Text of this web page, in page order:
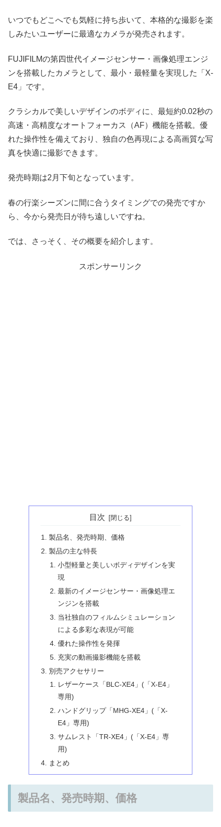
いつでもどこへでも気軽に持ち歩いて、本格的な撮影を楽
しみたいユーザーに最適なカメラが発売されます。
FUJIFILMの第四世代イメージセンサー・画像処理エンジ
ンを搭載したカメラとして、最小・最軽量を実現した「X-
E4」です。
クラシカルで美しいデザインのボディに、最短約0.02秒の
高速・高精度なオートフォーカス（AF）機能を搭載。優
れた操作性を備えており、独自の色再現による高画質な写
真を快適に撮影できます。
発売時期は2月下旬となっています。
春の行楽シーズンに間に合うタイミングでの発売ですか
ら、今から発売日が待ち遠しいですね。
では、さっそく、その概要を紹介します。
スポンサーリンク
目次
製品名、発売時期、価格
製品の主な特長
小型軽量と美しいボディデザインを実
現
最新のイメージセンサー・画像処理エ
ンジンを搭載
当社独自のフィルムシミュレーション
による多彩な表現が可能
優れた操作性を発揮
充実の動画撮影機能を搭載
別売アクセサリー
レザーケース「BLC-XE4」(「X-E4」
専用)
ハンドグリップ「MHG-XE4」(「X-
E4」専用)
サムレスト「TR-XE4」(「X-E4」専
用)
まとめ
製品名、発売時期、価格